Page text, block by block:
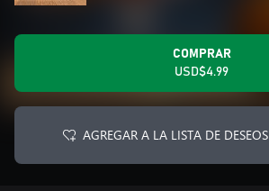
COMPRAR
USD$4.99
AGREGAR A LA LISTA DE DESEOS